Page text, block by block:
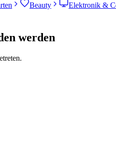
Beauty Elektronik &
werden